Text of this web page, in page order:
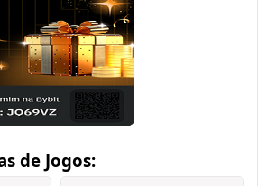
de Jogos: